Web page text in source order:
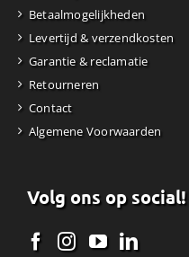
Betaalmogelijkheden
Levertijd & verzendkosten
Garantie & reclamatie
Retourneren
Contact
Algemene Voorwaarden
Volg ons op social!